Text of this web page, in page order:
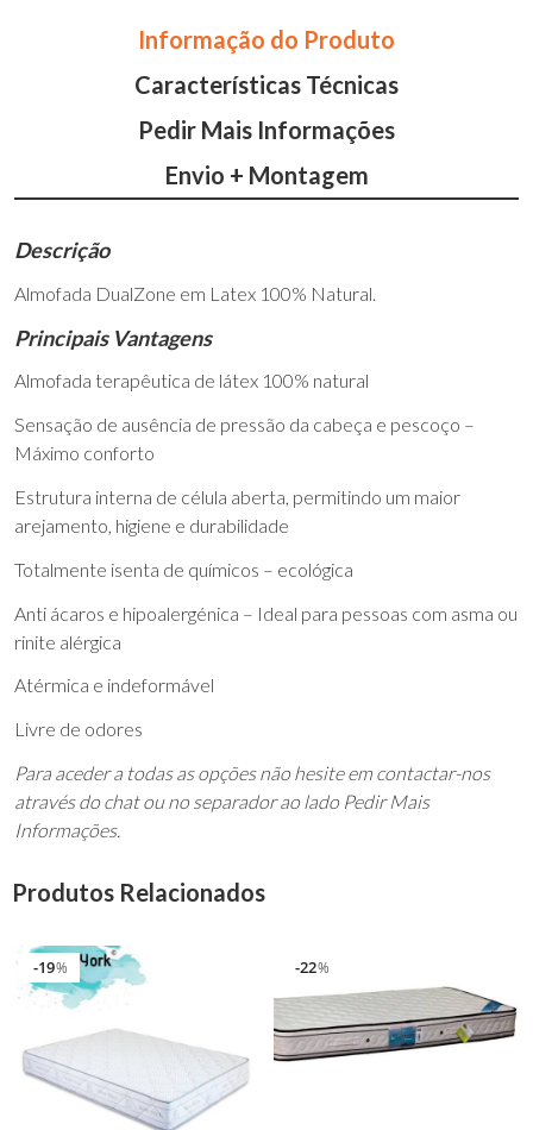
Informação do Produto
Características Técnicas
Pedir Mais Informações
Envio + Montagem
Descrição
Almofada DualZone em Latex 100% Natural.
Principais Vantagens
Almofada terapêutica de látex 100% natural
Sensação de ausência de pressão da cabeça e pescoço –
Máximo conforto
Estrutura interna de célula aberta, permitindo um maior
arejamento, higiene e durabilidade
Totalmente isenta de químicos – ecológica
Anti ácaros e hipoalergénica – Ideal para pessoas com asma ou
rinite alérgica
Atérmica e indeformável
Livre de odores
Para aceder a todas as opções não hesite em contactar-nos
através do chat ou no separador ao lado Pedir Mais
Informações.
Produtos Relacionados
%
19 %
22